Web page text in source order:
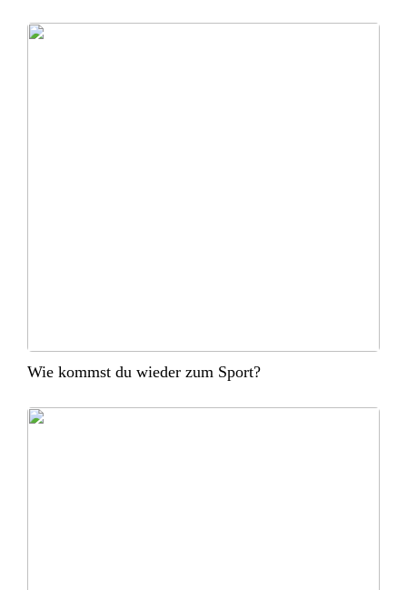
Wie kommst du wieder zum Sport?